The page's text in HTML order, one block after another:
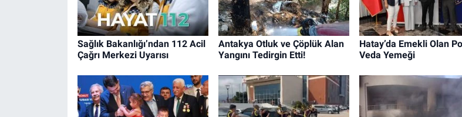
Sağlık Bakanlığı’ndan 112 Acil
Çağrı Merkezi Uyarısı
Antakya Otluk ve Çöplük Alan
Yangını Tedirgin Etti!
Hatay’da Emekli Olan
Veda Yemeği